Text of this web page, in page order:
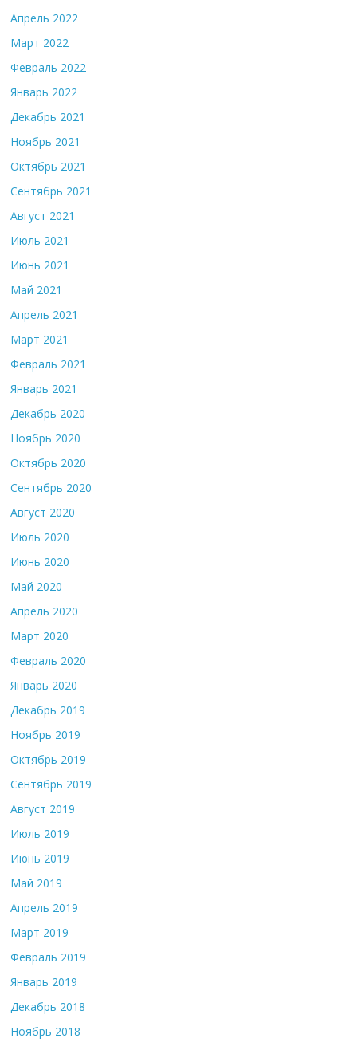
Апрель 2022
Март 2022
Февраль 2022
Январь 2022
Декабрь 2021
Ноябрь 2021
Октябрь 2021
Сентябрь 2021
Август 2021
Июль 2021
Июнь 2021
Май 2021
Апрель 2021
Март 2021
Февраль 2021
Январь 2021
Декабрь 2020
Ноябрь 2020
Октябрь 2020
Сентябрь 2020
Август 2020
Июль 2020
Июнь 2020
Май 2020
Апрель 2020
Март 2020
Февраль 2020
Январь 2020
Декабрь 2019
Ноябрь 2019
Октябрь 2019
Сентябрь 2019
Август 2019
Июль 2019
Июнь 2019
Май 2019
Апрель 2019
Март 2019
Февраль 2019
Январь 2019
Декабрь 2018
Ноябрь 2018